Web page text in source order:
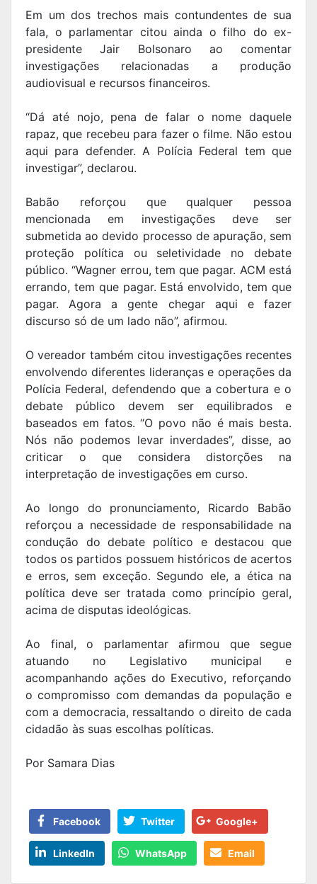
Em um dos trechos mais contundentes de sua
fala, o parlamentar citou ainda o filho do ex-
presidente Jair Bolsonaro ao comentar
investigações relacionadas a produção
audiovisual e recursos financeiros.
“Dá até nojo, pena de falar o nome daquele
rapaz, que recebeu para fazer o filme. Não estou
aqui para defender. A Polícia Federal tem que
investigar”, declarou.
Babão reforçou que qualquer pessoa
mencionada em investigações deve ser
submetida ao devido processo de apuração, sem
proteção política ou seletividade no debate
público. “Wagner errou, tem que pagar. ACM está
errando, tem que pagar. Está envolvido, tem que
pagar. Agora a gente chegar aqui e fazer
discurso só de um lado não”, afirmou.
O vereador também citou investigações recentes
envolvendo diferentes lideranças e operações da
Polícia Federal, defendendo que a cobertura e o
debate público devem ser equilibrados e
baseados em fatos. “O povo não é mais besta.
Nós não podemos levar inverdades”, disse, ao
criticar o que considera distorções na
interpretação de investigações em curso.
Ao longo do pronunciamento, Ricardo Babão
reforçou a necessidade de responsabilidade na
condução do debate político e destacou que
todos os partidos possuem históricos de acertos
e erros, sem exceção. Segundo ele, a ética na
política deve ser tratada como princípio geral,
acima de disputas ideológicas.
Ao final, o parlamentar afirmou que segue
atuando no Legislativo municipal e
acompanhando ações do Executivo, reforçando
o compromisso com demandas da população e
com a democracia, ressaltando o direito de cada
cidadão às suas escolhas políticas.
Por Samara Dias
Facebook Twitter Google+
LinkedIn WhatsApp Email